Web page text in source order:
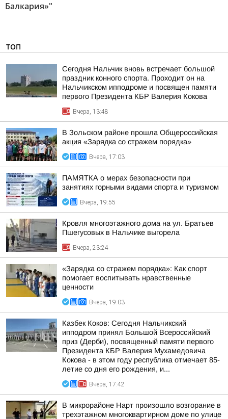
Балкария»"
ТОП
Сегодня Нальчик вновь встречает большой
праздник конного спорта. Проходит он на
Нальчикском ипподроме и посвящен памяти
первого Президента КБР Валерия Кокова
Вчера, 13:48
В Зольском районе прошла Общероссийская
акция «Зарядка со стражем порядка»
Вчера, 17:03
ПАМЯТКА о мерах безопасности при
занятиях горными видами спорта и туризмом
Вчера, 19:55
Кровля многоэтажного дома на ул. Братьев
Пшегусовых в Нальчике выгорела
Вчера, 23:24
«Зарядка со стражем порядка»: Как спорт
помогает воспитывать нравственные
ценности
Вчера, 19:03
Казбек Коков: Сегодня Нальчикский
ипподром принял Большой Всероссийский
приз (Дерби), посвященный памяти первого
Президента КБР Валерия Мухамедовича
Кокова - в этом году республика отмечает 85-
летие со дня его рождения, и...
Вчера, 17:42
В микрорайоне Нарт произошло возгорание в
трехэтажном многоквартирном доме по улице